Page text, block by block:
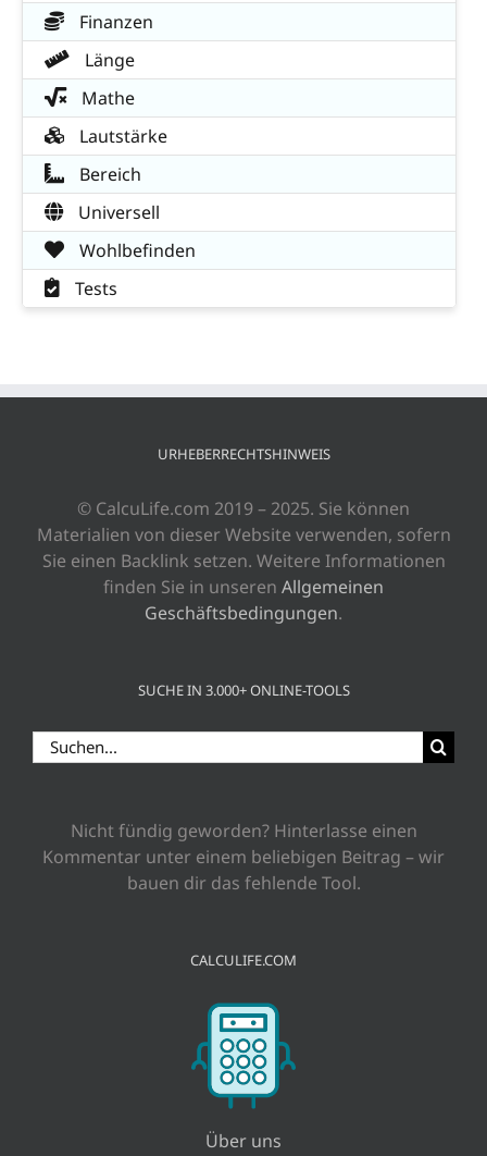
Finanzen
Länge
Mathe
Lautstärke
Bereich
Universell
Wohlbefinden
Tests
URHEBERRECHTSHINWEIS
© CalcuLife.com 2019 – 2025. Sie können
Materialien von dieser Website verwenden, sofern
Sie einen Backlink setzen. Weitere Informationen
finden Sie in unseren Allgemeinen
Geschäftsbedingungen.
SUCHE IN 3.000+ ONLINE-TOOLS
Suche
nach:
Nicht fündig geworden? Hinterlasse einen
Kommentar unter einem beliebigen Beitrag – wir
bauen dir das fehlende Tool.
CALCULIFE.COM
Über uns